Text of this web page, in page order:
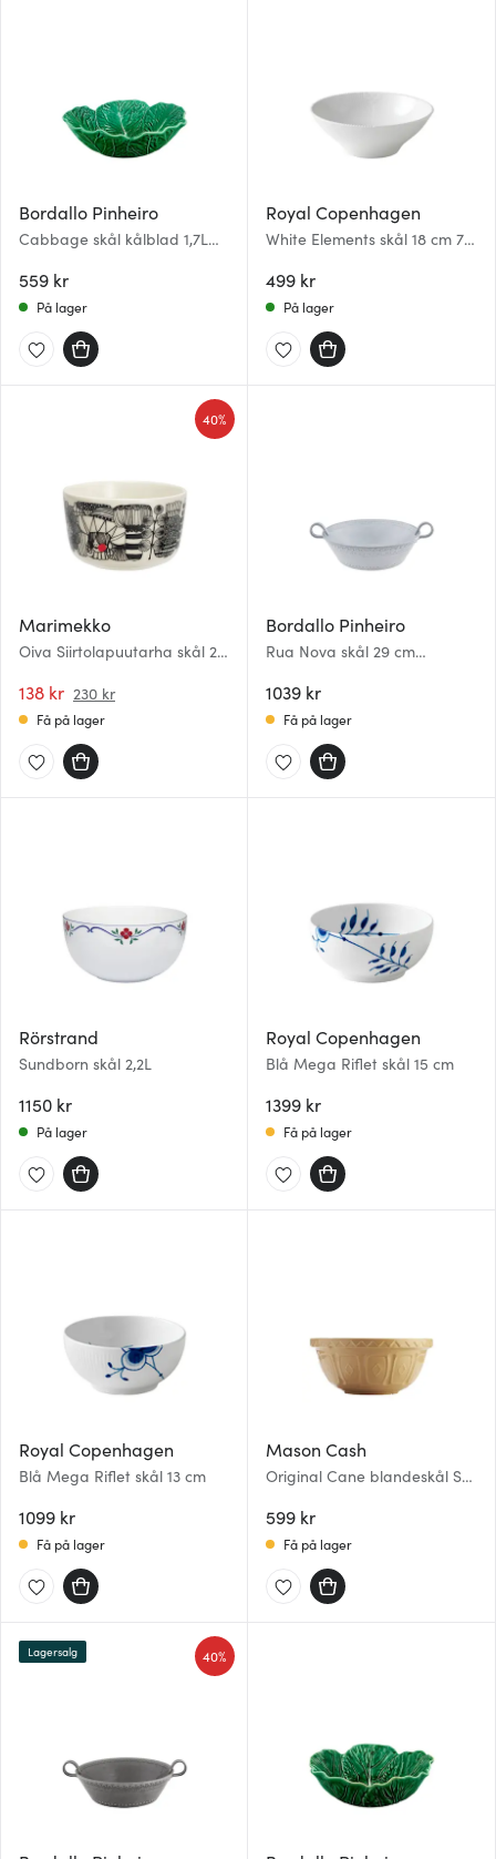
Bordallo Pinheiro
Cabbage skål kålblad 1,7L
559 kr
På lager
Royal Copenhagen
White Elements skål 18 cm 78
499 kr
På lager
Marimekko
Oiva Siirtolapuutarha skål 25
138 kr 230 kr
40%
Få på lager
Bordallo Pinheiro
Rua Nova skål 29 cm
1039 kr
Få på lager
Rörstrand
Sundborn skål 2,2L
1150 kr
På lager
Royal Copenhagen
Blå Mega Riflet skål 15 cm
1399 kr
Få på lager
Royal Copenhagen
Blå Mega Riflet skål 13 cm
1099 kr
Få på lager
Mason Cash
Original Cane blandeskål S18
599 kr
Få på lager
40%
Lagersalg